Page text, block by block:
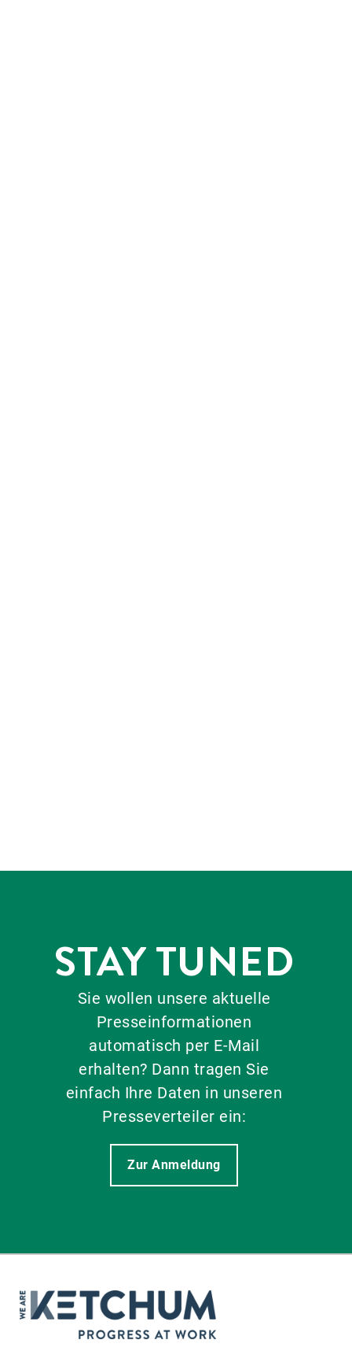
STAY TUNED
Sie wollen unsere aktuelle
Presseinformationen
automatisch per E-Mail
erhalten? Dann tragen Sie
einfach Ihre Daten in unseren
Presseverteiler ein:
Zur Anmeldung